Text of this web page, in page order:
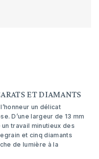
ET DIAMANTS
un délicat
D’une largeur de 13 mm
travail minutieux des
et cinq diamants
de lumière à la